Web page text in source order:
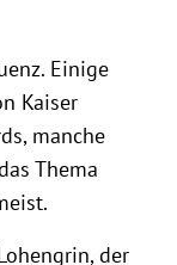
Einige
Kaiser
manche
Thema
der